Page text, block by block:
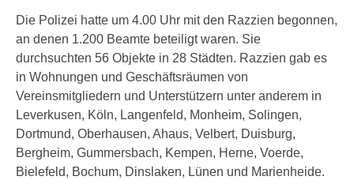
Die Polizei hatte um 4.00 Uhr mit den Razzien begonnen,
an denen 1.200 Beamte beteiligt waren. Sie
durchsuchten 56 Objekte in 28 Städten. Razzien gab es
in Wohnungen und Geschäftsräumen von
Vereinsmitgliedern und Unterstützern unter anderem in
Leverkusen, Köln, Langenfeld, Monheim, Solingen,
Dortmund, Oberhausen, Ahaus, Velbert, Duisburg,
Bergheim, Gummersbach, Kempen, Herne, Voerde,
Bielefeld, Bochum, Dinslaken, Lünen und Marienheide.